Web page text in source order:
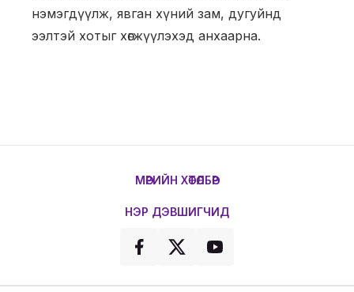
нэмэгдүүлж, явган хүний зам, дугуйнд
ээлтэй хотыг хөгжүүлэхэд анхаарна.
МӨРИЙН ХӨТӨЛБӨР
НЭР ДЭВШИГЧИД